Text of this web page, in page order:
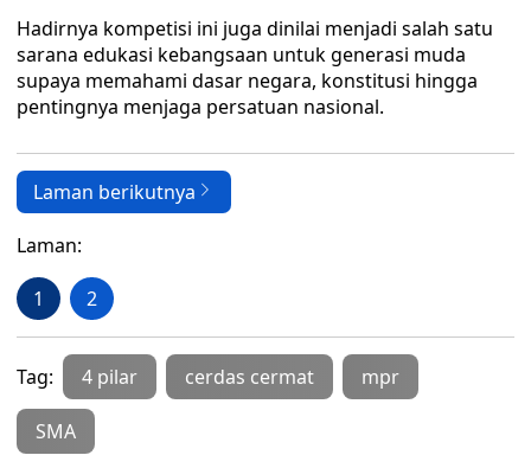
Hadirnya kompetisi ini juga dinilai menjadi salah satu
sarana edukasi kebangsaan untuk generasi muda
supaya memahami dasar negara, konstitusi hingga
pentingnya menjaga persatuan nasional.
Laman berikutnya
Laman:
1 2
Tag: 4 pilar cerdas cermat mpr
SMA